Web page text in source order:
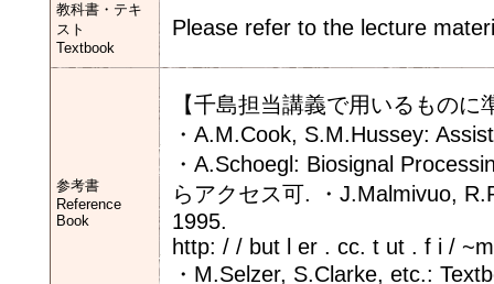
教科書・テキ
スト
Textbook
Please refer to the lecture
参考書
Reference
Book
【千島担当講義で用いるものに
・A.M.Cook, S.M.Hussey:
・A.Schoegl: Biosignal
らアクセス可. ・J.Malmivuo,
1995.
http: / / but l er . cc. t ut . f i /
・M.Selzer, S.Clarke, etc.: